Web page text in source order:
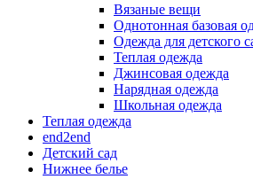
Вязаные вещи
Однотонная базовая
Одежда для детского
Теплая одежда
Джинсовая одежда
Нарядная одежда
Школьная одежда
Теплая одежда
end2end
Детский сад
Нижнее белье